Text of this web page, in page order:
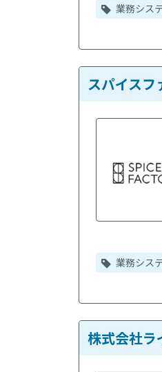
業務シス
スパイスフ
業務シス
株式会社ラ